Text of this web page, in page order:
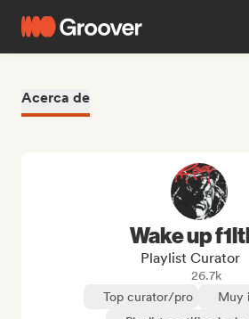
Acerca de
Wake up
Playlist Curator
26.7k
Top curator/pro
Muy